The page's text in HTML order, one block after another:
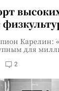
Карелин:
для
2